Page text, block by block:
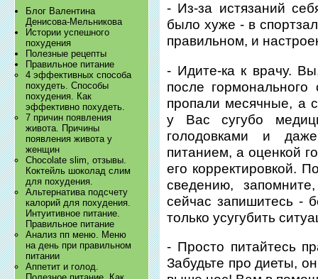
Блог Валентина
Денисова-Мельникова
Истории успешного
похудения
Полезные рецепты
Правильное питание
4 эффективных способа
похудеть. Способы
похудения. Как
эффективно похудеть.
7 причин появления
живота. Причины
появления живота у
женщин
Chocolate slim, отзывы.
Коктейль шоколад слим
для похудения.
Альтернатива подсчету
калорий для похудения.
Интуитивное питание.
Правильное питание
Анализ пп меню. Меню
на день при правильном
питании
Аппетит и голод.
- Из-за истязаний
было хуже - в
правильном, и
- Идите-ка к врачу.
после
пропали месячные, а
у Вас сугубо
голодовками и
питанием, а оценкой
его корректировкой.
сведению,
сейчас запишитесь -
только усугубить
- Просто питайтесь
Забудьте про диеты,